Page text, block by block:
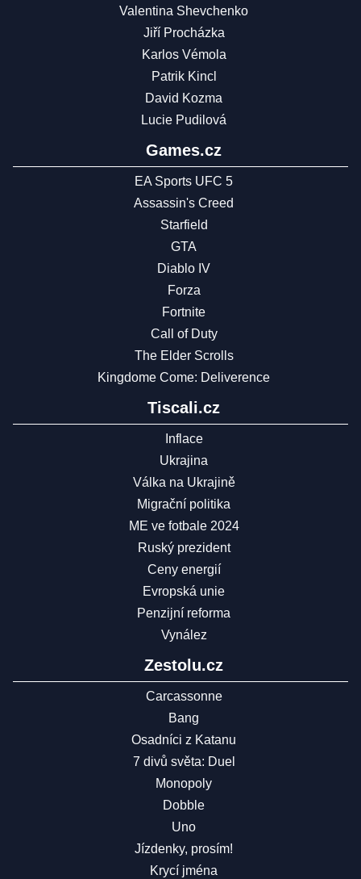
Valentina Shevchenko
Jiří Procházka
Karlos Vémola
Patrik Kincl
David Kozma
Lucie Pudilová
Games.cz
EA Sports UFC 5
Assassin's Creed
Starfield
GTA
Diablo IV
Forza
Fortnite
Call of Duty
The Elder Scrolls
Kingdome Come: Deliverence
Tiscali.cz
Inflace
Ukrajina
Válka na Ukrajině
Migrační politika
ME ve fotbale 2024
Ruský prezident
Ceny energií
Evropská unie
Penzijní reforma
Vynález
Zestolu.cz
Carcassonne
Bang
Osadníci z Katanu
7 divů světa: Duel
Monopoly
Dobble
Uno
Jízdenky, prosím!
Krycí jména